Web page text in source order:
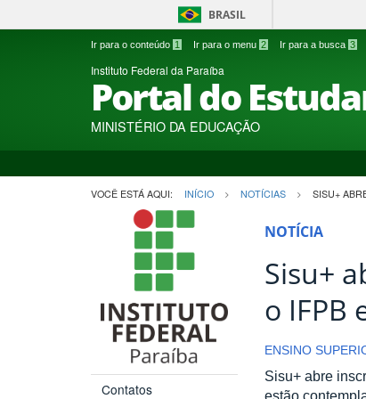
BRASIL
Ir para o conteúdo 1 Ir para o menu 2 Ir para a busca 3
Instituto Federal da Paraíba
Portal do
MINISTÉRIO DA EDUCAÇÃO
VOCÊ ESTÁ AQUI: INÍCIO NOTÍCIAS SISU+
Contatos
NOTÍCIA
Sisu+
o IFPB
ENSINO
Sisu+ abre
estão